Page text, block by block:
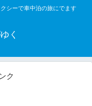
シーで車中泊の旅にでます
く
ク